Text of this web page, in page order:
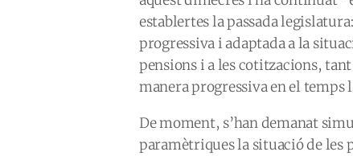
establertes la passada
progressiva i adaptada a la
pensions i a les cotitzacions,
manera progressiva en el temps
De moment, s’han demanat
paramètriques la situació de les